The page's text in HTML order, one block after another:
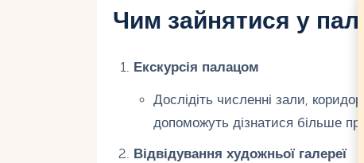
Чим зайнятися у
Екскурсія палацом
Дослідіть численні зали,
допоможуть дізнатися більше про
Відвідування художньої галереї